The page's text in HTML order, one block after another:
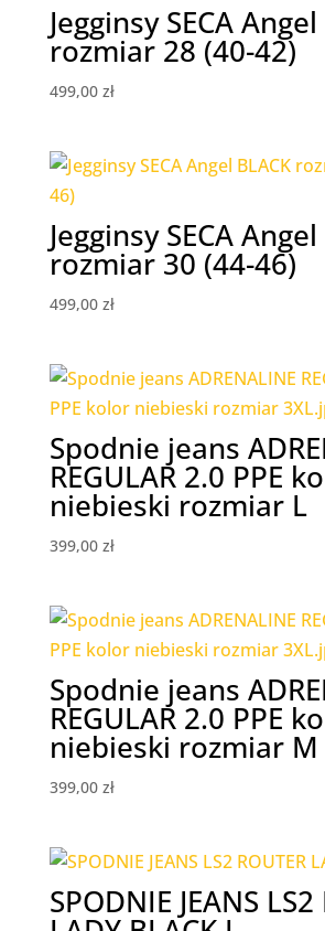
Jegginsy SECA
rozmiar 28 (40-42)
499,00 zł
Jegginsy SECA
rozmiar 30 (44-46)
499,00 zł
Spodnie jeans
REGULAR 2.0 PPE
niebieski rozmiar L
399,00 zł
Spodnie jeans
REGULAR 2.0 PPE
niebieski rozmiar M
399,00 zł
SPODNIE JEANS LS2